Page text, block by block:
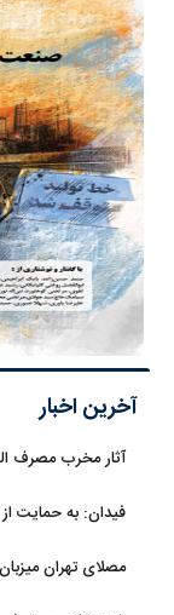
آخرین اخبار
آثار مخرب مصرف
فیدان: به حمایت از
مصلای تهران